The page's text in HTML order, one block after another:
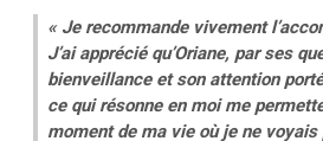
« Je recommande vivement
J’ai apprécié qu’Oriane, par ses
bienveillance et son attention
ce qui résonne en moi me
moment de ma vie où je ne